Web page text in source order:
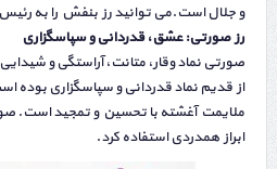
و جلال است.می توانید رز بنفش را به
رز صورتی: عشق، قدردانی و سپاسگزاری
صورتی نماد وقار، متانت، آراستگی و
از قدیم نماد قدردانی و سپاسگزاری
ملایمت آغشته با تحسین و تمجید است.
ابراز همدردی استفاده کرد.